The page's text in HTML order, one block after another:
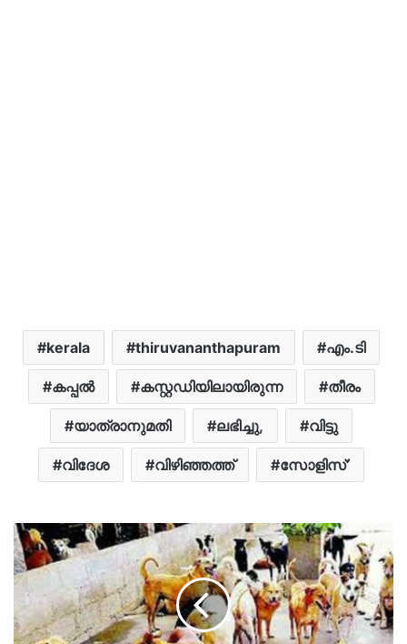
kerala thiruvananthapuram എം.ടി
ക​പ്പ​ൽ കസ്റ്റഡിയിലായിരുന്ന തീരം
യാത്രാനുമതി ലഭിച്ചു, വിട്ടു
വിദേശ വിഴിഞ്ഞത്ത് സോളിസ്’